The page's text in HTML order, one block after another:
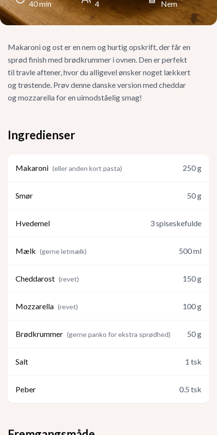
40min 4 Nem
Makaroni og ost er en nem og hurtig opskrift, der får en
sprød finish med brødkrummer i ovnen. Den er perfekt
til travle aftener, hvor du alligevel ønsker noget lækkert
og trøstende. Prøv denne danske version med cheddar
og mozzarella for en uimodståelig smag!
Ingredienser
Makaroni (eller anden kort pasta) 250g
Smør 50g
Hvedemel 3spiseskefulde
Mælk (gerne letmælk) 500ml
Cheddarost (revet) 150g
Mozzarella (revet) 100g
Brødkrummer (gerne panko for ekstra sprødhed) 50g
Salt 1 tsk
Peber 0.5 tsk